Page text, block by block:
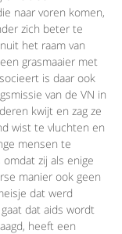
naar voren komen,
zich beter te
het raam van
grasmaaier met
is daar ook
van de VN in
kwijt en zag ze
wist te vluchten en
mensen te
zij als enige
manier ook geen
dat werd
dat aids wordt
heeft een